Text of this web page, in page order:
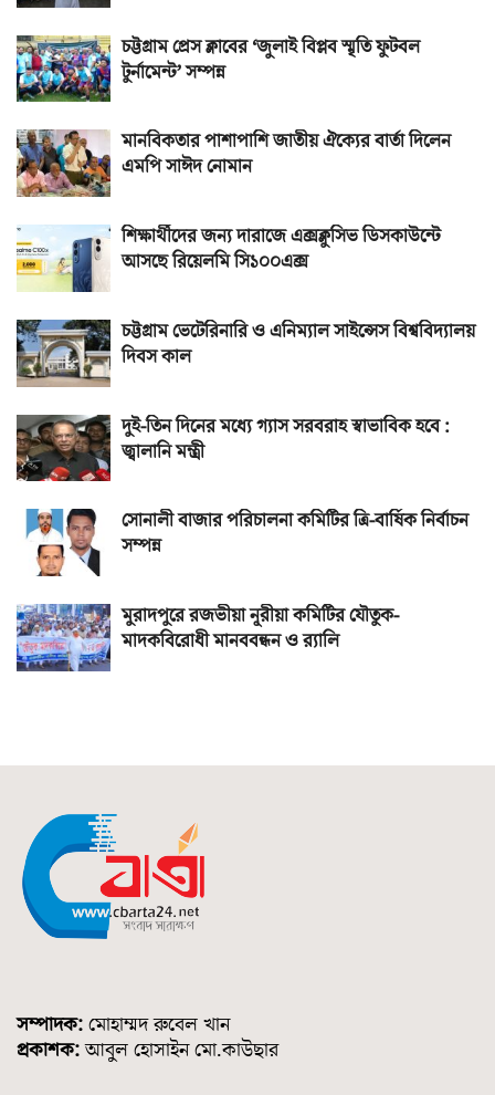
চট্টগ্রাম প্রেস ক্লাবের ‘জুলাই বিপ্লব স্মৃতি ফুটবল
টুর্নামেন্ট’ সম্পন্ন
মানবিকতার পাশাপাশি জাতীয় ঐক্যের বার্তা দিলেন
এমপি সাঈদ নোমান
শিক্ষার্থীদের জন্য দারাজে এক্সক্লুসিভ ডিসকাউন্টে
আসছে রিয়েলমি সি১০০এক্স
চট্টগ্রাম ভেটেরিনারি ও এনিম্যাল সাইন্সেস বিশ্ববিদ্যালয়
দিবস কাল
দুই-তিন দিনের মধ্যে গ্যাস সরবরাহ স্বাভাবিক হবে :
জ্বালানি মন্ত্রী
সোনালী বাজার পরিচালনা কমিটির ত্রি-বার্ষিক নির্বাচন
সম্পন্ন
মুরাদপুরে রজভীয়া নূরীয়া কমিটির যৌতুক-
মাদকবিরোধী মানববন্ধন ও র‌্যালি
সম্পাদক: মোহাম্মদ রুবেল খান
প্রকাশক:আবুল হোসাইন মো.কাউছার